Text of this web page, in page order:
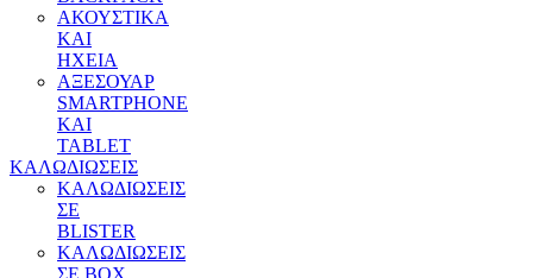
ΑΚΟΥΣΤΙΚΑ
ΚΑΙ
ΗΧΕΙΑ
ΑΞΕΣΟΥΑΡ
SMARTPHONE
ΚΑΙ
TABLET
ΚΑΛΩΔΙΩΣΕΙΣ
ΚΑΛΩΔΙΩΣΕΙΣ
ΣΕ
BLISTER
ΚΑΛΩΔΙΩΣΕΙΣ
ΣΕ BOX